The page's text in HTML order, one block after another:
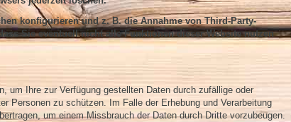
konfigurieren und z. B. die Annahme von Third-Party-
Sie eventuell nicht alle Funktionen dieser Website nutzen
um Ihre zur Verfügung gestellten Daten durch zufällige oder
Personen zu schützen. Im Falle der Erhebung und Verarbeitung
um einem Missbrauch der Daten durch Dritte vorzubeugen.